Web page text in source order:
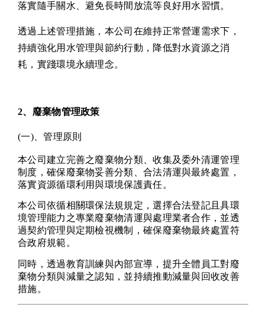
落實隨手關水、避免長時間放流等良好用水習慣。
透過上述管理措施，本公司在維持正常營運需求下，
持續強化用水管理與節約行動，降低對水資源之消
耗，實踐環境永續理念。
2、廢棄物管理政策
(一)、管理原則
本公司建立完善之廢棄物分類、收集及委外清運管理
制度，確保廢棄物妥善分類、合法清運與最終處置，
落實資源循環利用與環境保護責任。
本公司依循相關環保法規規定，選擇合法登記且具環
境管理能力之專業廢棄物清運與處理業者合作，並透
過契約管理與定期檢視機制，確保廢棄物最終處置符
合政府規範。
同時，透過教育訓練與內部宣導，提升全體員工對廢
棄物分類與減量之認知，並持續推動減量與回收改善
措施。